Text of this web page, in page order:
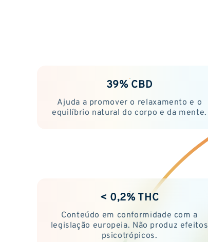
39% CBD
Ajuda a promover o relaxamento e o
equilíbrio natural do corpo e da mente.
< 0,2% THC
Conteúdo em conformidade com a
legislação europeia. Não produz efeitos
psicotrópicos.